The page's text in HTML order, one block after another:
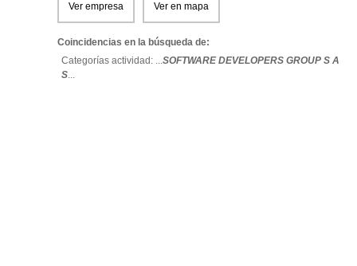
Ver empresa Ver en mapa
Coincidencias en la búsqueda de:
Categorías actividad: ...SOFTWARE DEVELOPERS GROUP S A
S...